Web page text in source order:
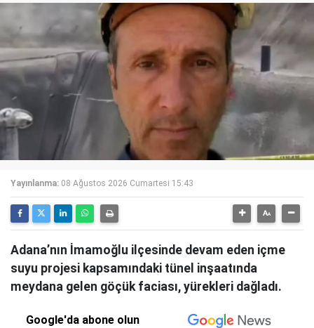
Yayınlanma: 08 Ağustos 2026 Cumartesi 15:43
Adana’nın İmamoğlu ilçesinde devam eden içme
suyu projesi kapsamındaki tünel inşaatında
meydana gelen göçük faciası, yürekleri dağladı.
Google'da abone olun